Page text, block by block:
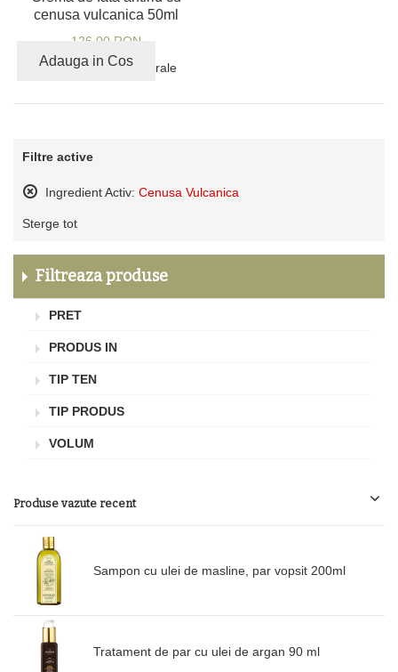
cenusa vulcanica 50ml
126,00 RON
94% ingrediente naturale
Adauga in Cos
Filtre active
Ingredient Activ: Cenusa Vulcanica
acest
Sterge tot
Filtreaza produse
PRET
PRODUS IN
TIP TEN
TIP PRODUS
VOLUM
Produse vazute recent
Sampon cu ulei de masline, par vopsit 200ml
Tratament de par cu ulei de argan 90 ml